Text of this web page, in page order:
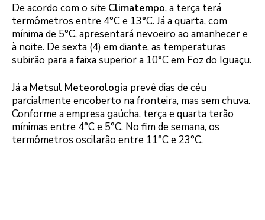
De acordo com o site Climatempo, a terça terá
termômetros entre 4°C e 13°C. Já a quarta, com
mínima de 5°C, apresentará nevoeiro ao amanhecer e
à noite. De sexta (4) em diante, as temperaturas
subirão para a faixa superior a 10°C em Foz do Iguaçu.
Já a Metsul Meteorologia prevê dias de céu
parcialmente encoberto na fronteira, mas sem chuva.
Conforme a empresa gaúcha, terça e quarta terão
mínimas entre 4°C e 5°C. No fim de semana, os
termômetros oscilarão entre 11°C e 23°C.